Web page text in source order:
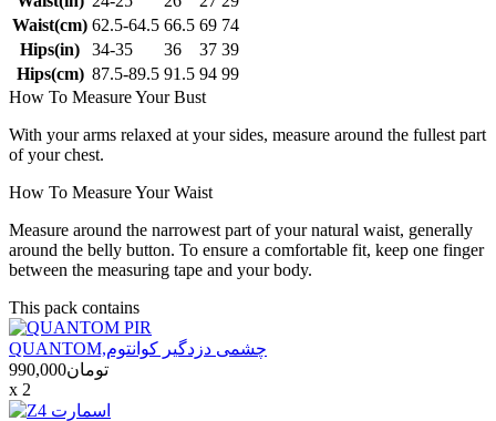
Waist(cm) 62.5-64.5 66.5 69 74
Hips(in)
34-35 36 37 39
Hips(cm) 87.5-89.5 91.5 94 99
How To Measure Your Bust
With your arms relaxed at your sides, measure around the fullest part
of your chest.
How To Measure Your Waist
Measure around the narrowest part of your natural waist, generally
around the belly button. To ensure a comfortable fit, keep one finger
between the measuring tape and your body.
This pack contains
QUANTOM,چشمی دزدگیر کوانتوم
تومان990,000
x 2